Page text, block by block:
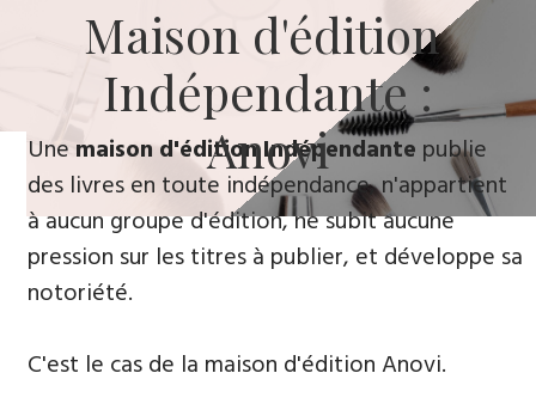
​Maison d'édition ​
Indépendante :
Anovi
​Une maison d'édition Indépendante publie
des livres en toute indépendance, n'appartient
à aucun groupe d'édition, ne subit aucune
pression sur les titres à publier, et développe sa
notoriété.
​C'est le cas de la maison d'édition Anovi.